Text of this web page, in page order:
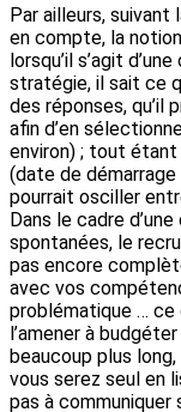
Par ailleurs,
en compte, la
lorsqu’il s’agit
stratégie, il sait ce
des réponses, qu’il
afin d’en
environ) ; tout
(date de
pourrait osciller
Dans le cadre
spontanées, le
pas encore
avec vos
problématique … ce
l’amener à
beaucoup plus
vous serez seul en
pas à communiquer